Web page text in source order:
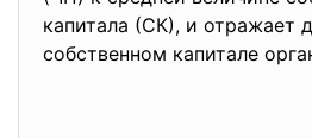
капитала (СК), и отражает
собственном капитале